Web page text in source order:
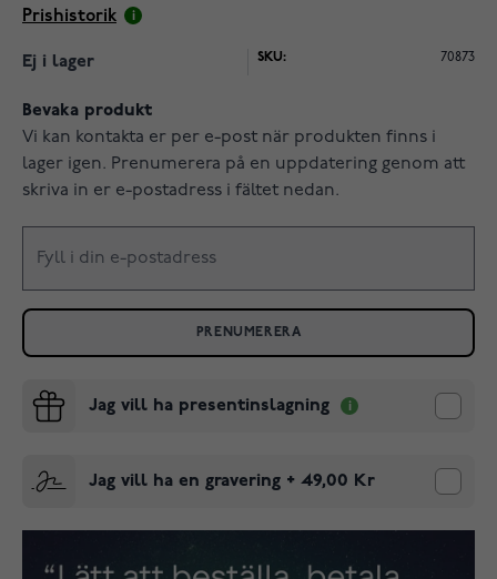
Prishistorik
Ej i lager SKU: 70873
Bevaka produkt
Vi kan kontakta er per e-post när produkten finns i
lager igen. Prenumerera på en uppdatering genom att
skriva in er e-postadress i fältet nedan.
PRENUMERERA
Jag vill ha presentinslagning
Jag vill ha en gravering + 49,00 Kr